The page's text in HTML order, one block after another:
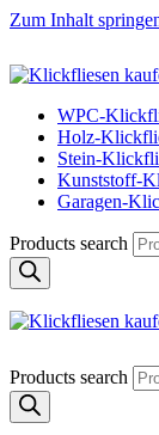
Zum Inhalt
Klickfliese | klick-
Klickfliesen online
WPC-
Holz-
Stein-
Kunststoff-
Garagen-
Products search
Klickfliese | klick-
Klickfliesen online
Products search